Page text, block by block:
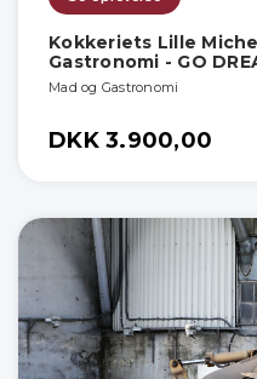
Kokkeriets Lille
Gastronomi - GO
Mad og Gastronomi
DKK 3.900,00